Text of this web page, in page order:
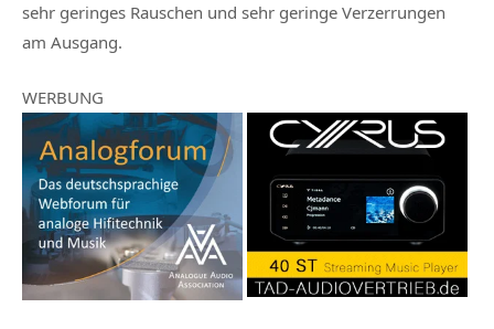
sehr geringes Rauschen und sehr geringe Verzerrungen
am Ausgang.
WERBUNG